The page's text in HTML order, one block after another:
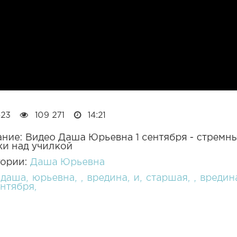
109 271 14:21
Видео Даша Юрьевна 1 сентября -
над училкой
Даша Юрьевна
даша юрьевна вредина и старшая